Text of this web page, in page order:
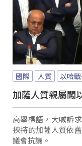
國際 人質 以哈
加薩人質親屬闖
高舉標語，大喊訴
挾持的加薩人質依
議會抗議。